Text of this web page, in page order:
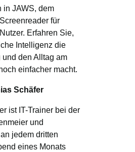
in JAWS, dem
für
Erfahren Sie,
Intelligenz die
den Alltag am
einfacher macht.
Schäfer
ist IT-Trainer bei der
und
jedem dritten
eines Monats